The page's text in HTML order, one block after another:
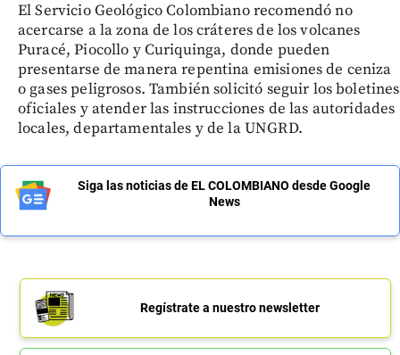
El Servicio Geológico Colombiano recomendó no
acercarse a la zona de los cráteres de los volcanes
Puracé, Piocollo y Curiquinga, donde pueden
presentarse de manera repentina emisiones de ceniza
o gases peligrosos. También solicitó seguir los boletines
oficiales y atender las instrucciones de las autoridades
locales, departamentales y de la UNGRD.
Siga las noticias de EL COLOMBIANO desde Google
News
Regístrate a nuestro newsletter